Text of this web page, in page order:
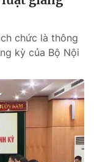
chức là thông
kỳ của Bộ Nội